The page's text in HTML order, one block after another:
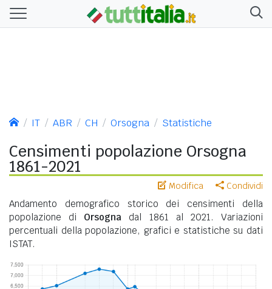
IT ABR CH Orsogna Statistiche
Censimenti popolazione Orsogna
1861-2021
Modifica Condividi
Andamento demografico storico dei censimenti della
popolazione di Orsogna dal 1861 al 2021. Variazioni
percentuali della popolazione, grafici e statistiche su dati
ISTAT.